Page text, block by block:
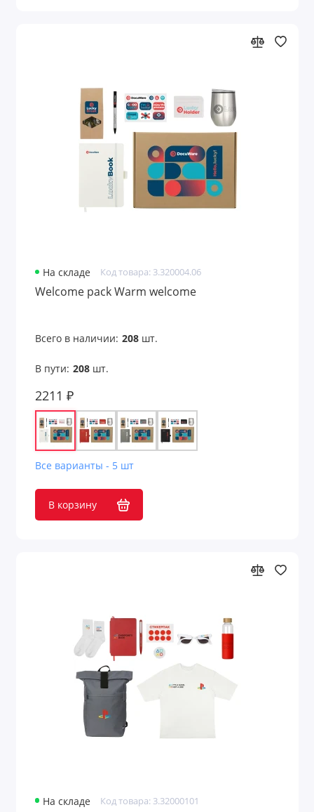
На складе Код товара: 3.320004.06
Welcome pack Warm welcome
Всего в наличии: 208шт.
В пути: 208шт.
2211 ₽
Все варианты - 5 шт
В корзину
На складе Код товара: 3.32000101